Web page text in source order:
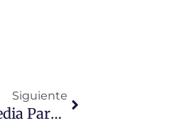
Siguiente
Nuevas Convocatorias Para El Curso De Social Media Para Emprendedores